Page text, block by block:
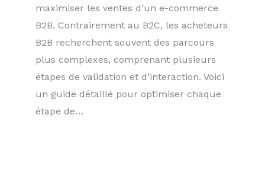
maximiser les ventes d’un e-commerce
B2B. Contrairement au B2C, les acheteurs
B2B recherchent souvent des parcours
plus complexes, comprenant plusieurs
étapes de validation et d’interaction. Voici
un guide détaillé pour optimiser chaque
étape de…